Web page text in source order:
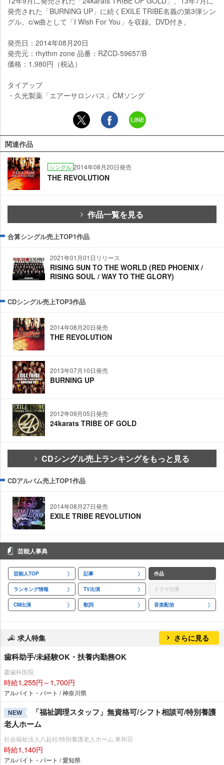
発売された「BURNING UP」に続くEXILE TRIBE名義の第3弾シン
グル。c/w曲として「I Wish For You」を収録。DVD付き。
発売日：2014年08月20日
発売元：rhythm zone 品番：RZCD-59657/B
価格：1,980円（税込）
タイアップ
・久光製薬「エアーサロンパス」CMソング
関連作品
シングル 2014年08月20日発売
THE REVOLUTION
作品一覧を見る
合算シングル売上TOP1作品
2021年01月01日リリース
RISING SUN TO THE WORLD (RED PHOENIX /
RISING SOUL / WAY TO THE GLORY)
CDシングル売上TOP3作品
2014年08月20日発売
THE REVOLUTION
2013年07月10日発売
BURNING UP
2012年09月05日発売
24karats TRIBE OF GOLD
CDシングル売上ランキングをもっと見る
CDアルバム売上TOP1作品
2014年08月27日発売
EXILE TRIBE REVOLUTION
芸能人事典
芸能人TOP 記事 作品
ランキング情報 TV出演 ドラマ出演
CM出演 歌詞 音楽配信
求人特集 さらに見る
歯科助手/未経験OK・扶養内勤務OK
慶歯科医院
時給1,255円～1,700円
アルバイト・パート / 神奈川県
NEW
「福祉調理スタッフ」無資格可/シフト相談可/特別養護
老人ホーム
社会福祉法人八起社/特別養護老人ホーム 東和荘
時給1,140円
アルバイト・パート / 愛知県